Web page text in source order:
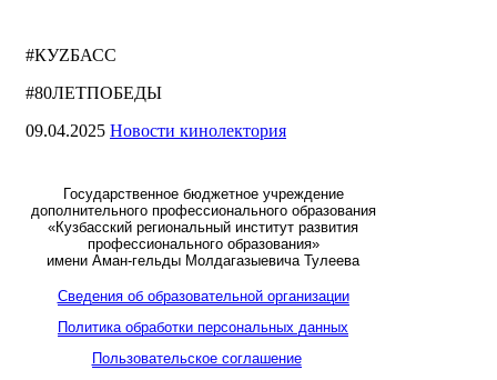
#КУZБАСС
#80ЛЕТПОБЕДЫ
09.04.2025 Новости кинолектория
Государственное бюджетное учреждение
дополнительного профессионального образования
«Кузбасский региональный институт развития
профессионального образования»
имени Аман-гельды Молдагазыевича Тулеева
Сведения об образовательной организации
Политика обработки персональных данных
Пользовательское соглашение